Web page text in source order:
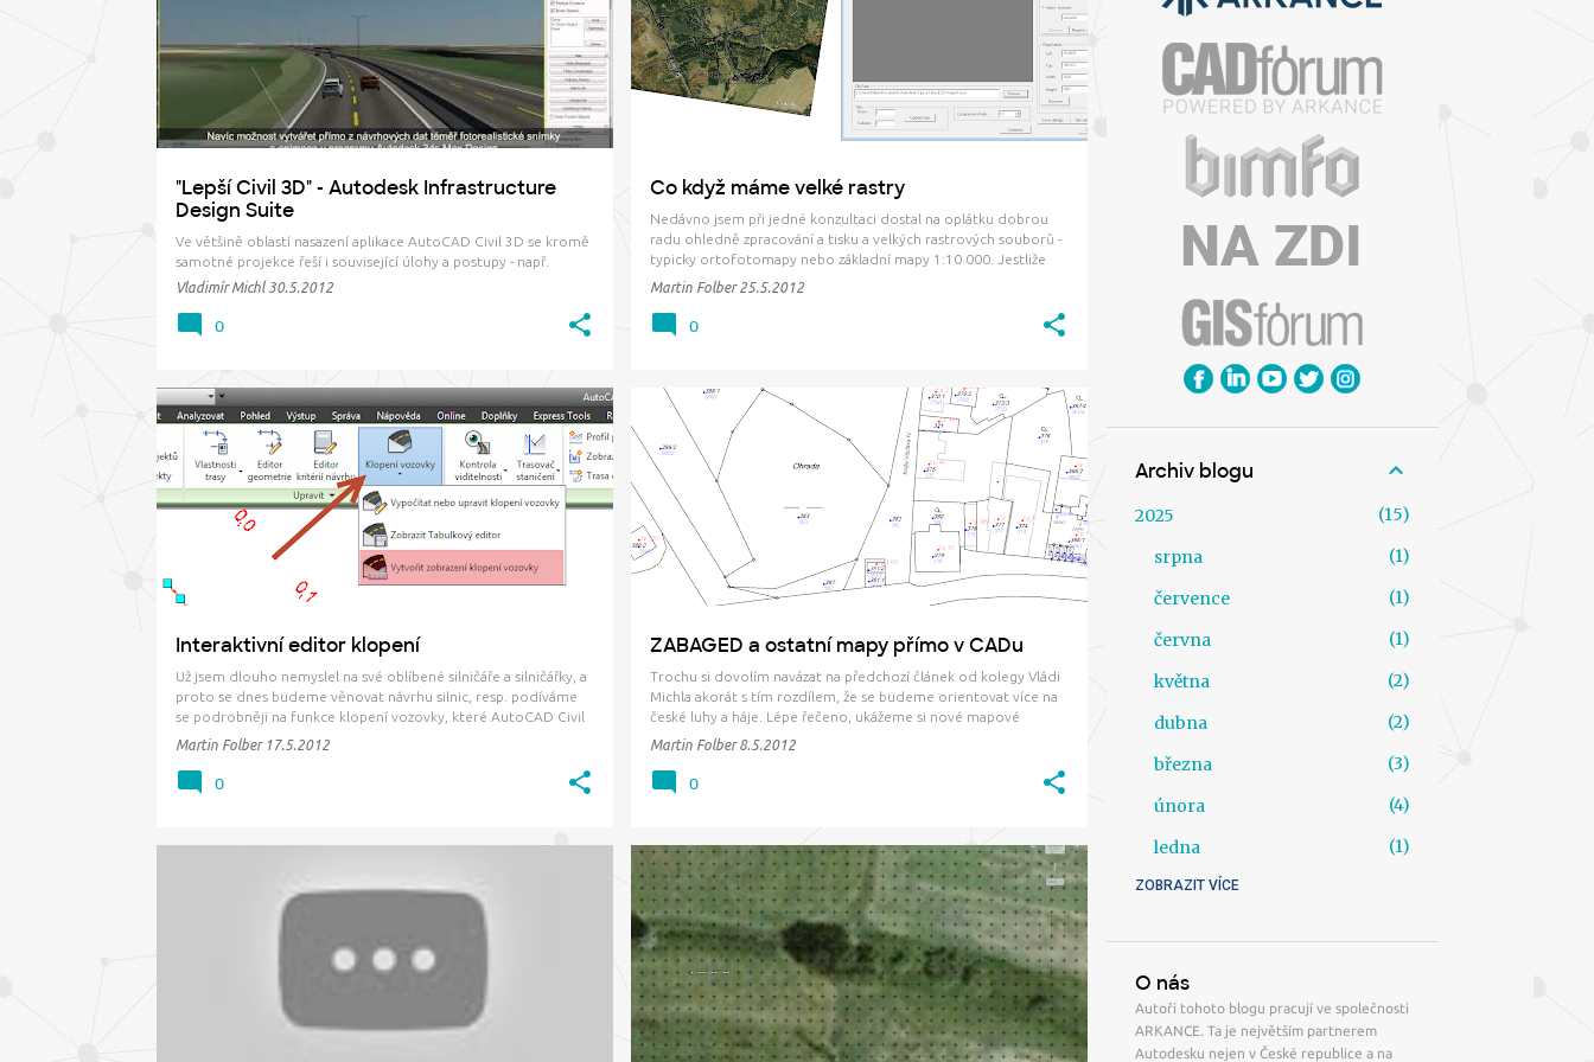
í
s
p
ě
"Lepší Civil 3D" - Autodesk Infrastructure
Design Suite
Ve většině oblastí nasazení aplikace AutoCAD Civil 3D se kromě
samotné projekce řeší i související úlohy a postupy - např.
úvodní prezentace variant projektu, koordinace podkladů
vizualizace, atd. Pro tyto účely může být výhodné využit…
Vladimír Michl 30.5.2012
+
0
Co když máme velké rastry
Nedávno jsem při jedné konzultaci dostal na oplátku dobrou
radu ohledně zpracování a tisku a velkých rastrových souborů -
typicky ortofotomapy nebo základní mapy 1:10 000. Jestliže
řešíme podkladovou mapu pro delší liniovou stavbu, většinou
Martin Folber 25.5.2012
0
Interaktivní editor klopení
Už jsem dlouho nemyslel na své oblíbené silničáře a silničářky, a
proto se dnes budeme věnovat návrhu silnic, resp. podíváme
se podrobněji na funkce klopení vozovky, které AutoCAD Civil
3D nabízí. Pokud vybereme trasu, ribbon automaticky zobrazí
Martin Folber 17.5.2012
GRAF KLOPENÍ SCHÉMA TRASA +
ZOBRAZENÍ KLOPENÍ VOZOVKY
0
ZABAGED a ostatní mapy přímo v CADu
Trochu si dovolím navázat na předchozí článek od kolegy Vládi
Michla akorát s tím rozdílem, že se budeme orientovat více na
české luhy a háje. Lépe řečeno, ukážeme si nové mapové
datové zdroje, které byly před nějakou dobou uvolněny pro
Martin Folber 8.5.2012
ČÚZK GEOPORTÁL MAPY ORTOFOTO WMS
+
ZABAGED
0
GOOGLE EARTH DEPRESE HRANICE POVODÍ POVRCH
Archiv blogu
2025
15
srpna
1
července
1
června
1
května
2
dubna
2
března
3
února
4
ledna
1
2024
října
září
1
srpna
ZOBRAZIT VÍCE
O nás
Autoři tohoto blogu pracují ve společnosti
ARKANCE. Ta je největším partnerem
Autodesku nejen v České republice a na